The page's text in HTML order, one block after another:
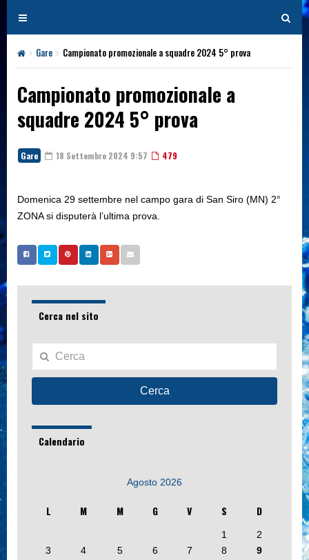
T
o
g
g
e
n
a
v
i
a
t
o
n
T
o
g
Gare Campionato promozionale a squadre 2024 5° prova
Campionato promozionale a
squadre 2024 5° prova
Gare 18 Settembre 2024 9:57 479
Domenica 29 settembre nel campo gara di San Siro (MN) 2°
ZONA si disputerà l’ultima prova.
Cerca nel sito
Cerca
Calendario
Agosto 2026
L M M G V S D
1
2
3
4 5 6 7 8
9